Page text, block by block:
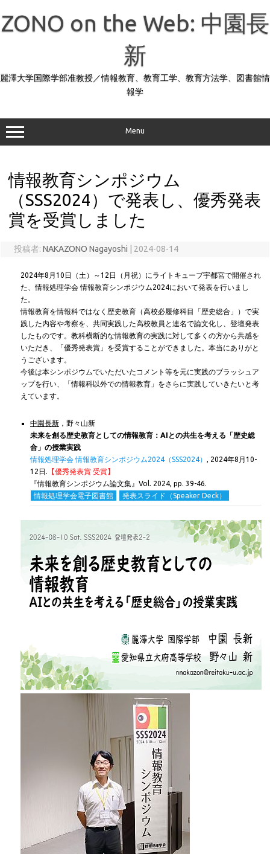
テ
ン
プ
ZONO on the Web: 中園長
新
麗澤大学国際学部准教授／情報教育、教育工学、教育方法学、図書館情
報学
Menu
情報教育シンポジウム
（SSS2024）で発表し、優秀発表
賞を受賞しました
投稿者: NAKAZONO Nagayoshi 2024-08-14
2024年8月10日（土）～12日（月祝）にライトキューブ宇都宮で開催され
た、情報処理学会 情報教育シンポジウム2024において発表を行いまし
た。
情報教育を情報科ではなく歴史教育（高校必履修科目「歴史総合」）で実
践した内容や考察を、共同実践した高校教員と連名で論文化し、登壇発表
したものです。教科横断的な情報教育の実践に対して多くの方から共感を
いただき、「優秀発表賞」を受賞することができました。本当にありがと
うございます。
今後は本シンポジウムでいただいたコメント等を元に実践のブラッシュア
ップを行い、「情報科以外での情報教育」をさらに実践していきたいと考
えています。
中園長新 ，野々山新
未来を創る歴史教育としての情報教育：AIとの共生を考える「歴史総
合」の授業実践
情報処理学会 情報教育シンポジウム2024（SSS2024） , 2024年8月10-
12日. 【優秀発表賞 受賞】
『情報教育シンポジウム論文集』Vol. 2024, pp. 39-46.
情報処理学会電子図書館
発表スライド（Speaker Deck）